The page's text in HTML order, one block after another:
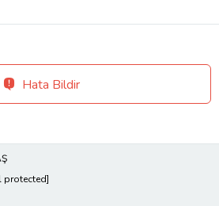
Hata Bildir
protected]